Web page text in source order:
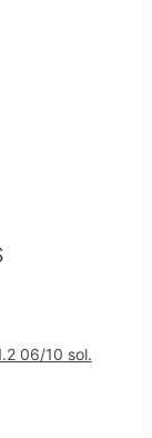
06/10 sol.